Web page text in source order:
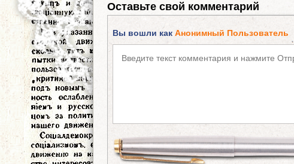
Оставьте свой комментарий
Вы вошли как Анонимный Пользователь